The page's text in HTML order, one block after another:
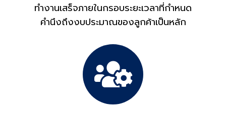
ทำงานเสร็จภายในกรอบระยะเวลาที่กำหนด
คำนึงถึงงบประมาณของลูกค้าเป็นหลัก